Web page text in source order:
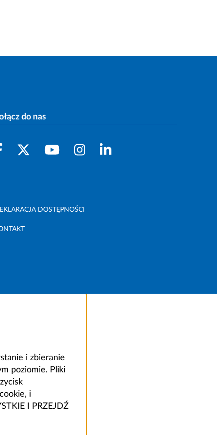
do nas
DOSTĘPNOŚCI
i zbieranie
poziomie. Pliki
i
I PRZEJDŹ